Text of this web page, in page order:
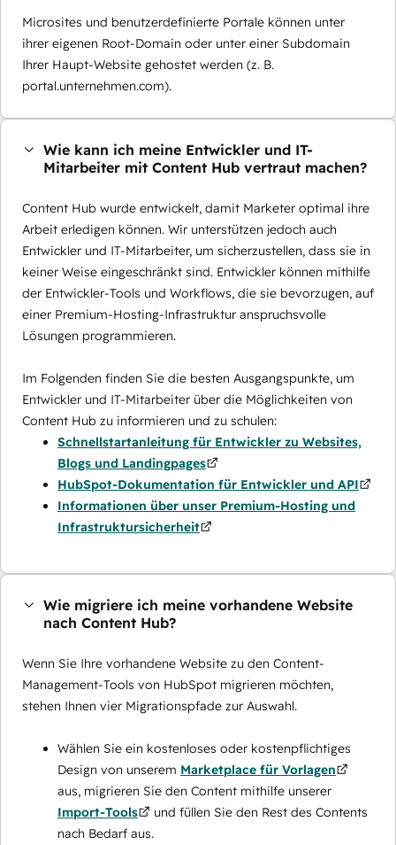
Microsites und benutzerdefinierte Portale können unter
ihrer eigenen Root-Domain oder unter einer Subdomain
Ihrer Haupt-Website gehostet werden (z. B.
portal.unternehmen.com).
Wie kann ich meine Entwickler und IT-
Mitarbeiter mit Content Hub vertraut machen?
Content Hub wurde entwickelt, damit Marketer optimal ihre
Arbeit erledigen können. Wir unterstützen jedoch auch
Entwickler und IT-Mitarbeiter, um sicherzustellen, dass sie in
keiner Weise eingeschränkt sind. Entwickler können mithilfe
der Entwickler-Tools und Workflows, die sie bevorzugen, auf
einer Premium-Hosting-Infrastruktur anspruchsvolle
Lösungen programmieren.
Im Folgenden finden Sie die besten Ausgangspunkte, um
Entwickler und IT-Mitarbeiter über die Möglichkeiten von
Content Hub zu informieren und zu schulen:
Schnellstartanleitung für Entwickler zu Websites,
Blogs und Landingpages
HubSpot-Dokumentation für Entwickler und API
Informationen über unser Premium-Hosting und
Infrastruktursicherheit
Wie migriere ich meine vorhandene Website
nach Content Hub?
Wenn Sie Ihre vorhandene Website zu den Content-
Management-Tools von HubSpot migrieren möchten,
stehen Ihnen vier Migrationspfade zur Auswahl.
Wählen Sie ein kostenloses oder kostenpflichtiges
Design von unserem Marketplace für Vorlagen
aus, migrieren Sie den Content mithilfe unserer
Import-Tools
und füllen Sie den Rest des Contents
nach Bedarf aus.